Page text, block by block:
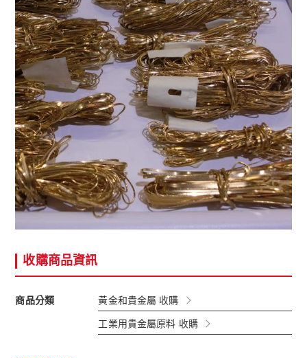
收購商品資訊
商品分類 黃金和貴金屬 收購
工業用貴金屬原料 收購